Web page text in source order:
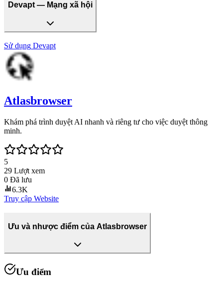
Devapt — Mạng xã hội
Sử dụng Devapt
Atlasbrowser
Khám phá trình duyệt AI nhanh và riêng tư cho việc duyệt thông
minh.
5
29 Lượt xem
0 Đã lưu
6.3K
Truy cập Website
Ưu và nhược điểm của Atlasbrowser
Ưu điểm